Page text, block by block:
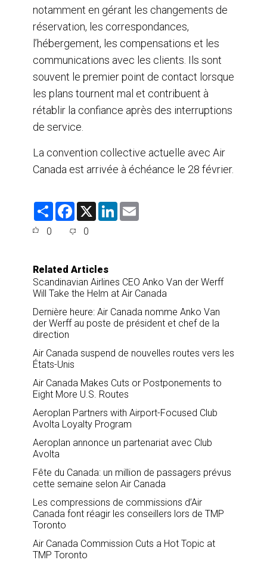
notamment en gérant les changements de
réservation, les correspondances,
l’hébergement, les compensations et les
communications avec les clients. Ils sont
souvent le premier point de contact lorsque
les plans tournent mal et contribuent à
rétablir la confiance après des interruptions
de service.
La convention collective actuelle avec Air
Canada est arrivée à échéance le 28 février.
S
F
e
o
k
X
L
0 0
Related Articles
Scandinavian Airlines CEO Anko Van der Werff
Will Take the Helm at Air Canada
Dernière heure: Air Canada nomme Anko Van
der Werff au poste de président et chef de la
direction
Air Canada suspend de nouvelles routes vers les
États-Unis
Air Canada Makes Cuts or Postponements to
Eight More U.S. Routes
Aeroplan Partners with Airport-Focused Club
Avolta Loyalty Program
Aeroplan annonce un partenariat avec Club
Avolta
Fête du Canada: un million de passagers prévus
cette semaine selon Air Canada
Les compressions de commissions d’Air
Canada font réagir les conseillers lors de TMP
Toronto
Air Canada Commission Cuts a Hot Topic at
TMP Toronto